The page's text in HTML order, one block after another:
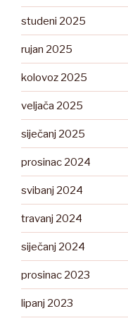
studeni 2025
rujan 2025
kolovoz 2025
veljača 2025
siječanj 2025
prosinac 2024
svibanj 2024
travanj 2024
siječanj 2024
prosinac 2023
lipanj 2023